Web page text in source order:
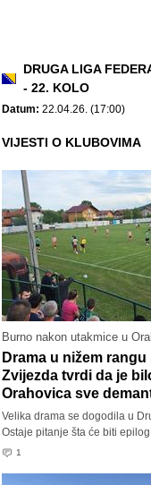
DRUGA LIGA
- 22. KOLO
Datum: 22.04.26. (17:00)
VIJESTI O KLUBOVIMA
Burno nakon utakmice u
Drama u nižem
Zvijezda tvrdi da je
Orahovica sve
Velika drama se dogodila u
Ostaje pitanje šta će biti
1